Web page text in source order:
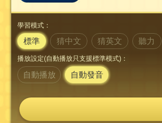
學習模式：
標準 猜中文 猜英文 聽力
播放設定(自動播放只支援標準模式)：
自動播放 自動發音